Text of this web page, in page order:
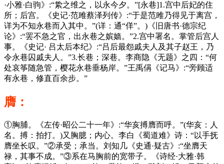
·小雅·白驹》:“絷之维之，以永今夕。”[永巷]1.宫中后妃的住
所；后宫。《史记·范雎蔡泽列传》:“于是范雎乃得见于离宫，
详为不知永巷而入其中。”(详：通“佯”。)《旧唐书·德宗纪
论》:“罢不急之官，出永巷之嫔嫱。”2.宫中署名。掌管后宫人
事。《史记· 吕太后本纪》:“吕后最怨戚夫人及其子赵王，乃
令永巷囚戚夫人。”3.长巷；深巷。李商隐《无题》之四：“何
处哀筝随急管，樱花永巷垂杨岸。”王禹偁《记马》:“旁顾适
有永巷，修直百余步。”
膺：
①胸脯。《左传·昭公二十一年》:“华亥搏膺而呼。”(华亥：人
名。搏：拍打。)又胸臆；内心。李白《蜀道难》诗：“以手抚
膺坐长叹。”②承受；承当。刘知几《史通·疑古》:“坐膺天
禄，其事不成。”③系在马胸前的宽带子。《诗经·大雅·韩